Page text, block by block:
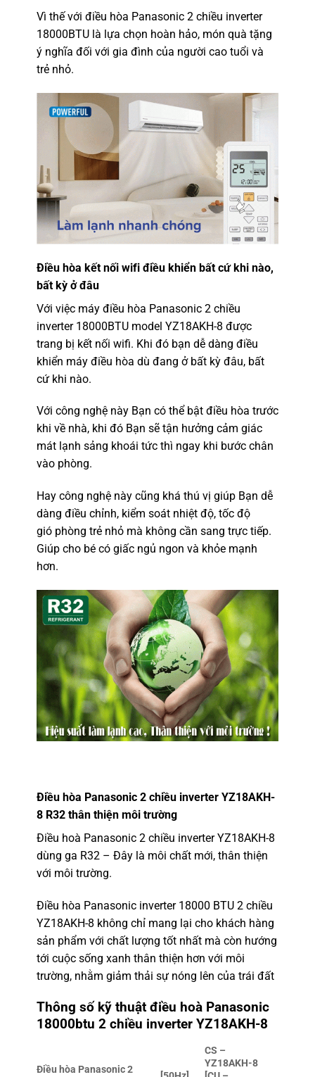
Vì thế với điều hòa Panasonic 2 chiều inverter
18000BTU là lựa chọn hoàn hảo, món quà tặng
ý nghĩa đối với gia đình của người cao tuổi và
trẻ nhỏ.
Điều hòa kết nối wifi điều khiển bất cứ khi nào,
bất kỳ ở đâu
Với việc máy điều hòa Panasonic 2 chiều
inverter 18000BTU model YZ18AKH-8 được
trang bị kết nối wifi. Khi đó bạn dễ dàng điều
khiển máy điều hòa dù đang ở bất kỳ đâu, bất
cứ khi nào.
Với công nghệ này Bạn có thể bật điều hòa trước
khi về nhà, khi đó Bạn sẽ tận hưởng cảm giác
mát lạnh sảng khoái tức thì ngay khi bước chân
vào phòng.
Hay công nghệ này cũng khá thú vị giúp Bạn dễ
dàng điều chỉnh, kiểm soát nhiệt độ, tốc độ
gió phòng trẻ nhỏ mà không cần sang trực tiếp.
Giúp cho bé có giấc ngủ ngon và khỏe mạnh
hơn.
Điều hòa Panasonic 2 chiều inverter YZ18AKH-
8 R32thân thiện môi trường
Điều hoà Panasonic 2 chiều inverter YZ18AKH-8
dùng ga R32 – Đây là môi chất mới, thân thiện
với môi trường.
Điều hòa Panasonic inverter 18000 BTU 2 chiều
YZ18AKH-8 không chỉ mang lại cho khách hàng
sản phẩm với chất lượng tốt nhất mà còn hướng
tới cuộc sống xanh thân thiện hơn với môi
trường, nhằm giảm thải sự nóng lên của trái đất
Thông số kỹ thuật điều hoà Panasonic
18000btu 2 chiều inverter YZ18AKH-8
Điều hòa Panasonic 2
CS –
YZ18AKH-8